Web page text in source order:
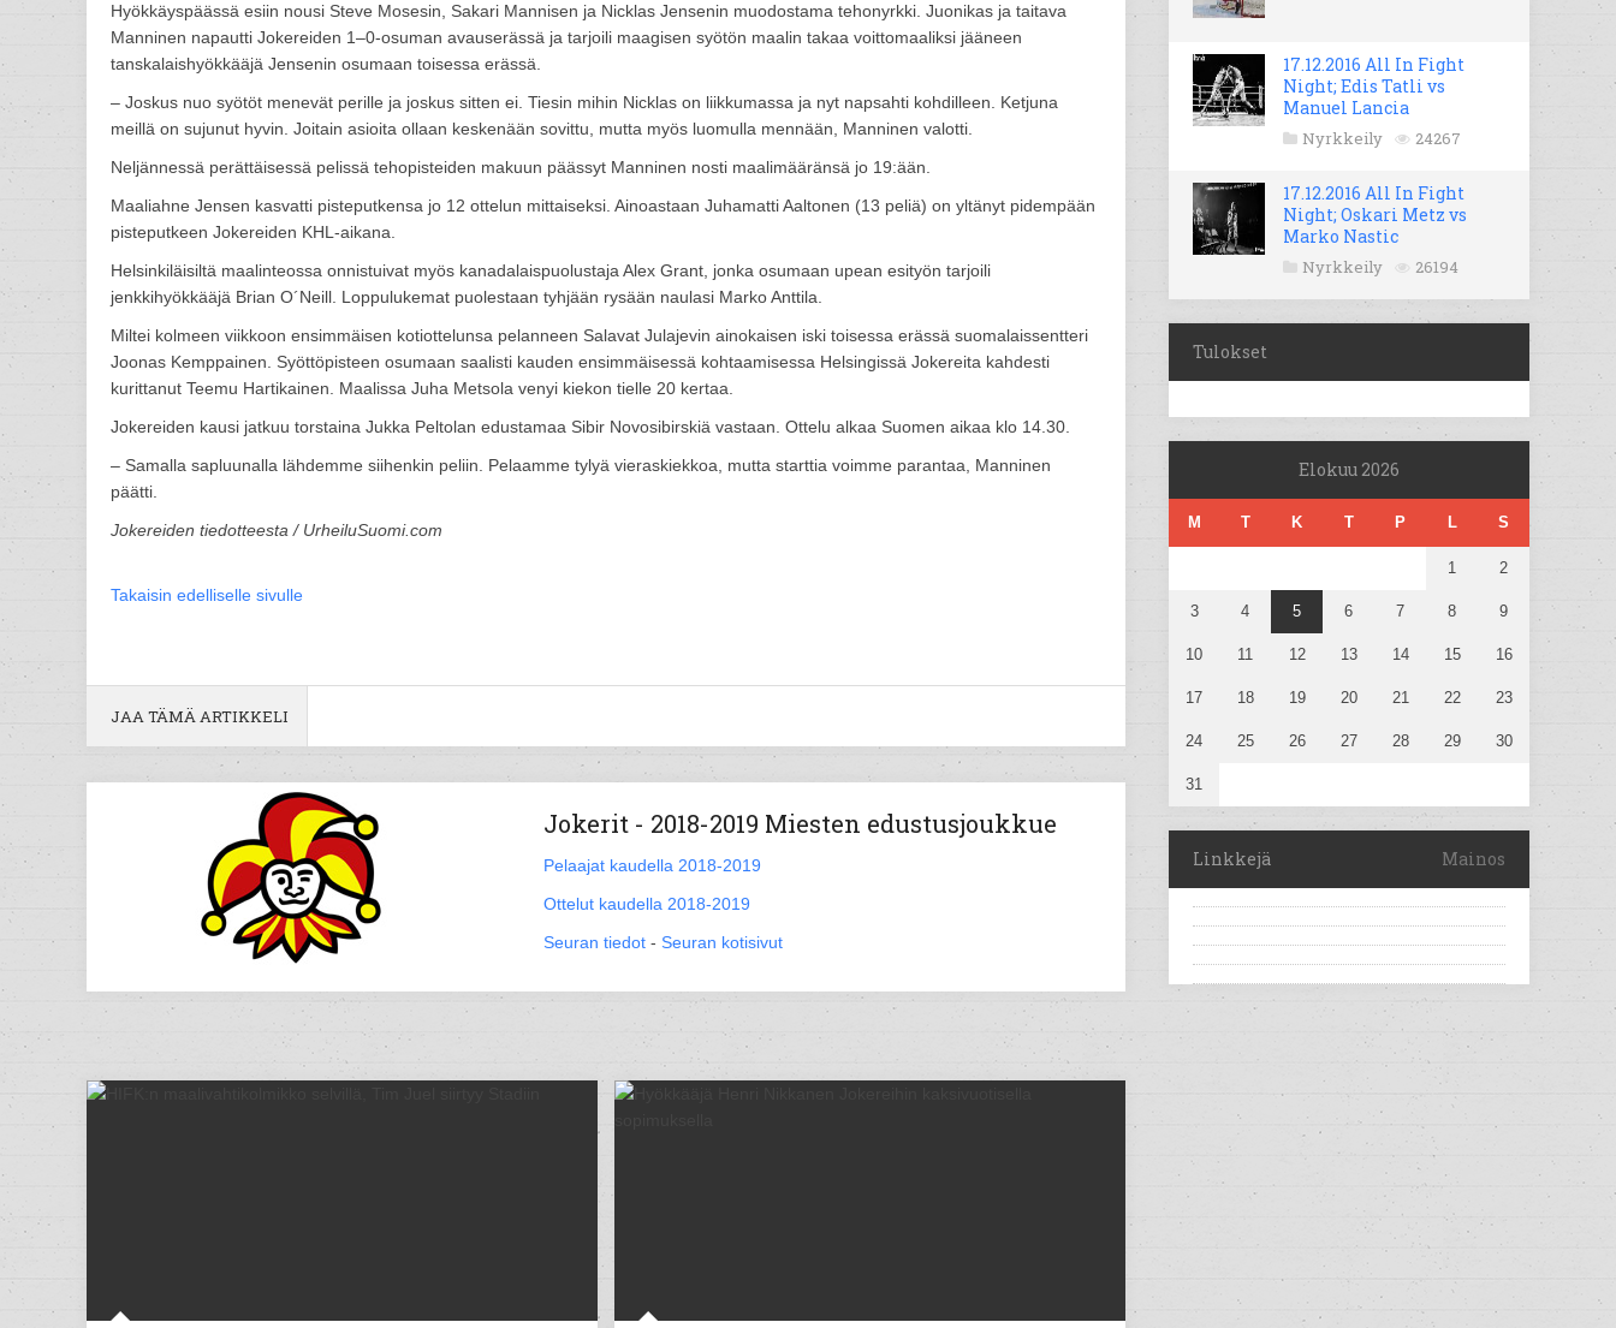
Hyökkäyspäässä esiin nousi Steve Mosesin, Sakari Mannisen ja Nicklas Jensenin muodostama tehonyrkki. Juonikas ja taitava
Manninen napautti Jokereiden 1–0-osuman avauserässä ja tarjoili maagisen syötön maalin takaa voittomaaliksi jääneen
tanskalaishyökkääjä Jensenin osumaan toisessa erässä.
– Joskus nuo syötöt menevät perille ja joskus sitten ei. Tiesin mihin Nicklas on liikkumassa ja nyt napsahti kohdilleen. Ketjuna
meillä on sujunut hyvin. Joitain asioita ollaan keskenään sovittu, mutta myös luomulla mennään, Manninen valotti.
Neljännessä perättäisessä pelissä tehopisteiden makuun päässyt Manninen nosti maalimääränsä jo 19:ään.
Maaliahne Jensen kasvatti pisteputkensa jo 12 ottelun mittaiseksi. Ainoastaan Juhamatti Aaltonen (13 peliä) on yltänyt pidempään
pisteputkeen Jokereiden KHL-aikana.
Helsinkiläisiltä maalinteossa onnistuivat myös kanadalaispuolustaja Alex Grant, jonka osumaan upean esityön tarjoili
jenkkihyökkääjä Brian O´Neill. Loppulukemat puolestaan tyhjään rysään naulasi Marko Anttila.
Miltei kolmeen viikkoon ensimmäisen kotiottelunsa pelanneen Salavat Julajevin ainokaisen iski toisessa erässä suomalaissentteri
Joonas Kemppainen. Syöttöpisteen osumaan saalisti kauden ensimmäisessä kohtaamisessa Helsingissä Jokereita kahdesti
kurittanut Teemu Hartikainen. Maalissa Juha Metsola venyi kiekon tielle 20 kertaa.
Jokereiden kausi jatkuu torstaina Jukka Peltolan edustamaa Sibir Novosibirskiä vastaan. Ottelu alkaa Suomen aikaa klo 14.30.
– Samalla sapluunalla lähdemme siihenkin peliin. Pelaamme tylyä vieraskiekkoa, mutta starttia voimme parantaa, Manninen
päätti.
Jokereiden tiedotteesta / UrheiluSuomi.com
Takaisin edelliselle sivulle
JAA TÄMÄ ARTIKKELI
Jokerit - 2018-2019 Miesten edustusjoukkue
Pelaajat kaudella 2018-2019
Ottelut kaudella 2018-2019
Seuran tiedot - Seuran kotisivut
17.12.2016 All In Fight
Night; Edis Tatli vs
Manuel Lancia
Nyrkkeily 24267
17.12.2016 All In Fight
Night; Oskari Metz vs
Marko Nastic
Nyrkkeily 26194
Tulokset
Elokuu 2026
M T K T P L S
1 2
3 4 5 6 7 8 9
10 11 12 13 14 15 16
17 18 19 20 21 22 23
24 25 26 27 28 29 30
31
Linkkejä Mainos